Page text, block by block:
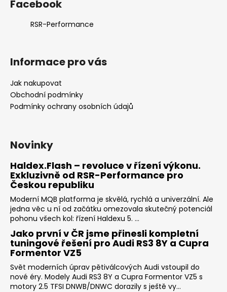
Facebook
RSR-Performance
Informace pro vás
Jak nakupovat
Obchodní podmínky
Podmínky ochrany osobních údajů
Novinky
Haldex.Flash – revoluce v řízení výkonu.
Exkluzivně od RSR-Performance pro
Českou republiku
Moderní MQB platforma je skvělá, rychlá a univerzální. Ale
jedna věc u ní od začátku omezovala skutečný potenciál
pohonu všech kol: řízení Haldexu 5. ...
Jako první v ČR jsme přinesli kompletní
tuningové řešení pro Audi RS3 8Y a Cupra
Formentor VZ5
Svět moderních úprav pětiválcových Audi vstoupil do
nové éry. Modely Audi RS3 8Y a Cupra Formentor VZ5 s
motory 2.5 TFSI DNWB/DNWC dorazily s ještě vy...